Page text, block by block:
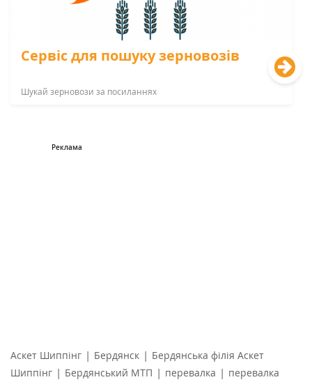
Сервіс для пошуку зерновозів
Шукай зерновози за посиланнях
Аскет Шиппінг | Бердянск | Бердянська філія Аскет
Шиппінг | Бердянський МТП | перевалка | перевалка